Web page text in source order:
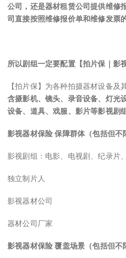
公司，还是器材租赁公司提供维修
司直接按照维修报价单和维修发票
所以剧组一定要配置【拍片保｜影
【拍片保】为各种拍摄器材设备及
含摄影机、镜头、录音设备、灯光
设备、道具、戏服、影片等影视剧
影视器材保险 保障群体（包括但不
影视剧组：电影、电视剧、纪录片
独立制片人
影视器材公司
器材公司厂家
影视器材保险 覆盖场景（包括但不